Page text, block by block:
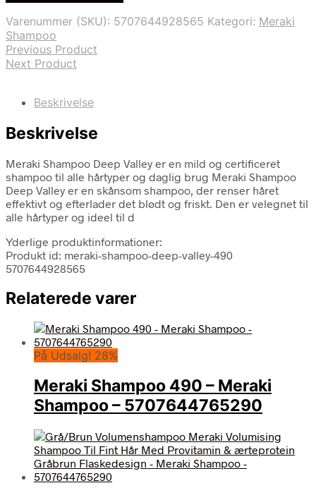
Varenummer (SKU): 5707644928565 Kategori: Meraki
Shampoo
Previous Product
Next Product
Beskrivelse
Beskrivelse
Meraki Shampoo Deep Valley er en mild og certificeret
shampoo til alle hårtyper og daglig brug Meraki Shampoo
Deep Valley er en skånsom shampoo, der renser håret
effektivt og efterlader det blødt og friskt. Den er velegnet til
alle hårtyper og ideel til d
Yderlige produktinformationer:
Produkt id: meraki-shampoo-deep-valley-490
5707644928565
Relaterede varer
På Udsalg! 28%
Meraki Shampoo 490 – Meraki
Shampoo – 5707644765290